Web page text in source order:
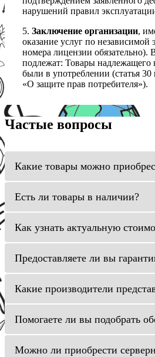
нарушений правил
5. Заключение организации,
оказание услуг по независимой
номера лицензии обязательно).
подлежат: Товары надлежащего
были в употреблении (статья
«О защите прав потребителя»).
Частые вопросы
Какие товары можно
Есть ли товары в наличии?
Как узнать актуальную
Предоставляете ли вы
Какие производители
Помогаете ли вы подобрать
Можно ли приобрести